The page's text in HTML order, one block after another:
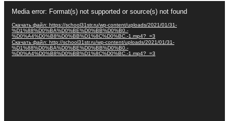
Видеоплеер
Media error: Format(s) not supported or source(s) not found
Скачать файл: https://school31str.ru/wp-content/uploads/2021/01/31-
%D1%88%D0%BA%D0%BE%D0%BB%D0%B0.-
%D0%A4%D0%B8%D0%BB%D1%8C%D0%BC.-1.mp4?_=3
Скачать файл: http://school31str.ru/wp-content/uploads/2021/01/31-
%D1%88%D0%BA%D0%BE%D0%BB%D0%B0.-
%D0%A4%D0%B8%D0%BB%D1%8C%D0%BC.-1.mp4?_=3